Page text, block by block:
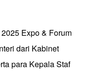
Expo & Forum
dari Kabinet
para Kepala Staf